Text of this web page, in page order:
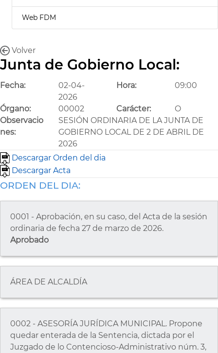
Web FDM
Volver
Junta de Gobierno Local:
Fecha:
02-04-
2026
Hora: 09:00
Órgano: 00002 Carácter:
O
Observacio
nes:
SESIÓN ORDINARIA DE LA JUNTA DE
GOBIERNO LOCAL DE 2 DE ABRIL DE
2026
Descargar Orden del dia
Descargar Acta
ORDEN DEL DIA:
0001 - Aprobación, en su caso, del Acta de la sesión
ordinaria de fecha 27 de marzo de 2026.
Aprobado
ÁREA DE ALCALDÍA
0002 - ASESORÍA JURÍDICA MUNICIPAL. Propone
quedar enterada de la Sentencia, dictada por el
Juzgado de lo Contencioso-Administrativo núm. 3,